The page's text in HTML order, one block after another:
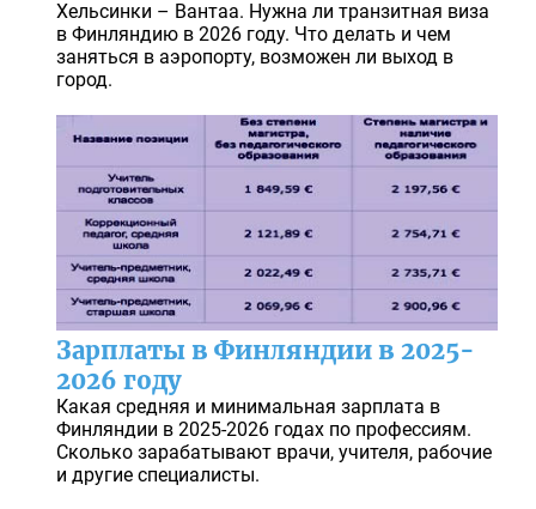
Хельсинки – Вантаа. Нужна ли транзитная виза
в Финляндию в 2026 году. Что делать и чем
заняться в аэропорту, возможен ли выход в
город.
Зарплаты в Финляндии в 2025-
2026 году
Какая средняя и минимальная зарплата в
Финляндии в 2025-2026 годах по профессиям.
Сколько зарабатывают врачи, учителя, рабочие
и другие специалисты.